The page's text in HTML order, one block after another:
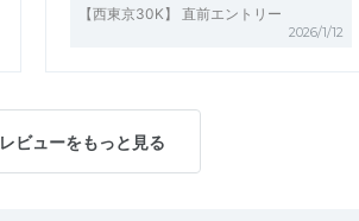
【西東京30K】 直前エントリー
2026/1/12
レビューをもっと見る